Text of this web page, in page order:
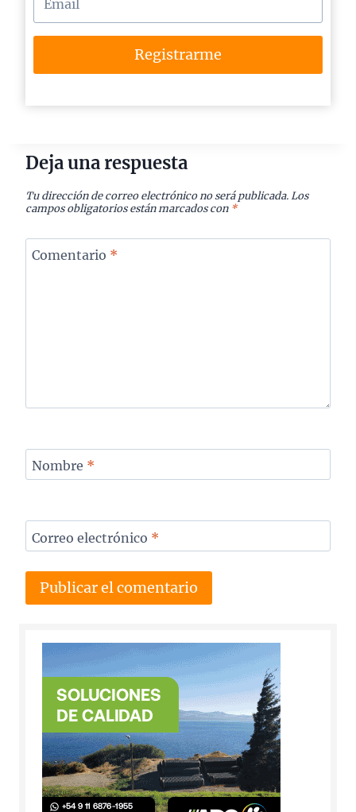
Registrarme
Deja una respuesta
Tu dirección de correo electrónico no será publicada. Los
campos obligatorios están marcados con *
Comentario *
Nombre *
Correo electrónico *